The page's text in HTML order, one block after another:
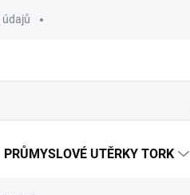
PRŮMYSLOVÉ UTĚRKY TORK